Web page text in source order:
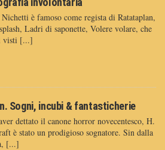
è famoso come regista di Ratataplan,
Ladri di saponette, Volere volare, che
visti [...]
Sogni, incubi & fantasticherie
dettato il canone horror novecentesco, H.
è stato un prodigioso sognatore. Sin dalla
[...]